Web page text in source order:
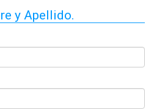
y Apellido.